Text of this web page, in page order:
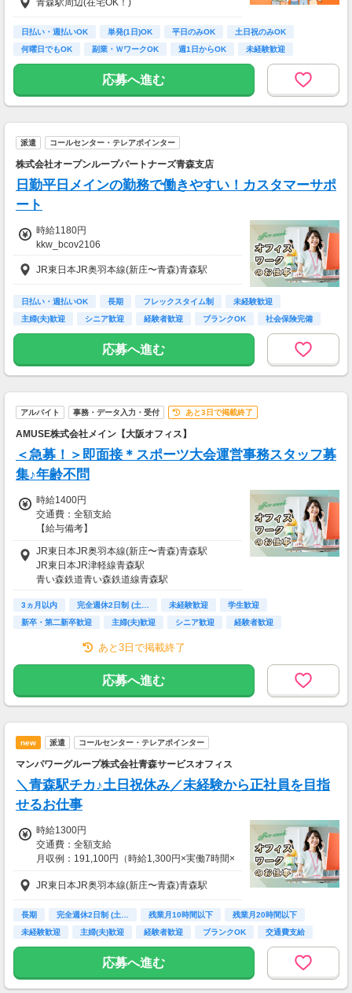
礼をお支払いします
【お仕事の一例】
◆ 美容サプリのお試しモニター
キレイになりながらポイントがもらえる、人気
のモニターです！
・所要時間：10～20分
・謝礼金 ：500PT（1P＝1円）＋商品提供あ
◆ コスメのお試しモニター
ュー！
美容好きにぴったりの、楽しみながらできるお
仕事です。
・案件数 ：10～20件
・所要時間：10～20分
・謝礼金 ：500PT（1P＝1円）＋商品提供あ
◆ 生活に役立つサービスの調査
・案件数 ：10～20件
・謝礼 ：2,000～10,000PT（1P＝1円）
電話セミナーに参加 & モニター応募完了で、A
mazonギフトカード2,000円分をプレゼント！
青森駅周辺(在宅OK！)
日払い・週払いOK 単発(1日)OK 平日のみOK
土日祝のみOK
何曜日でもOK
副業・ＷワークOK 週1日からOK
未経験歓迎
大学生歓迎
応募へ進む
派遣 コールセンター・テレアポインター
株式会社オープンループパートナーズ青森支店
日勤平日メインの勤務で働きやすい！カスタマーサポ
ート
時給1180円
kkw_bcov2106
JR東日本JR奥羽本線(新庄〜青森)青森駅
日払い・週払いOK 長期 フレックスタイム制
未経験歓迎
主婦(夫)歓迎
シニア歓迎 経験者歓迎 ブランクOK 社会保険完備
応募へ進む
アルバイト 事務・データ入力・受付 あと3日で掲載終了
AMUSE株式会社メイン【大阪オフィス】
＜急募！＞即面接＊スポーツ大会運営事務スタッフ募
集♪年齢不問
時給1400円
交通費：全額支給
【給与備考】
≪月収例≫
時給1,400円×8時間×20日
＝224,000円
※勤務日数により変動します。
■残業代は別途支給
【交通費備考】
■青森駅より市営バス「市役所前」下車後、徒
JR東日本JR奥羽本線(新庄〜青森)青森駅
JR東日本JR津軽線青森駅
青い森鉄道青い森鉄道線青森駅
3ヵ月以内 完全週休2日制 (土… 未経験歓迎
学生歓迎
新卒・第二新卒歓迎
主婦(夫)歓迎 シニア歓迎
経験者歓迎
あと3日で掲載終了
応募へ進む
new 派遣 コールセンター・テレアポインター
マンパワーグループ株式会社青森サービスオフィス
＼青森駅チカ♪土日祝休み／未経験から正社員を目指
せるお仕事
時給1300円
交通費：全額支給
月収例：191,100円（時給1,300円×実働7時間×
月21日）
■交通費別途支給（会社規定あり）
kkw_bcov2106
JR東日本JR奥羽本線(新庄〜青森)青森駅
長期 完全週休2日制 (土… 残業月10時間以下
残業月20時間以下
未経験歓迎
主婦(夫)歓迎 経験者歓迎 ブランクOK 交通費支給
応募へ進む